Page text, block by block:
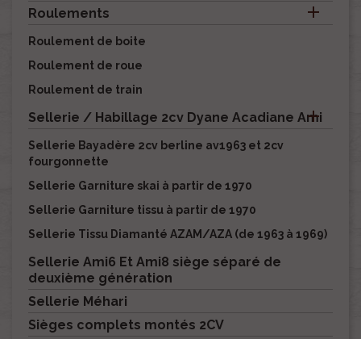
Roulements

Roulement de boite
Roulement de roue
Roulement de train
Sellerie / Habillage 2cv Dyane Acadiane Ami

Sellerie Bayadère 2cv berline av1963 et 2cv
fourgonnette
Sellerie Garniture skai à partir de 1970
Sellerie Garniture tissu à partir de 1970
Sellerie Tissu Diamanté AZAM/AZA (de 1963 à 1969)
Sellerie Ami6 Et Ami8 siège séparé de
deuxième génération
Sellerie Méhari
Sièges complets montés 2CV